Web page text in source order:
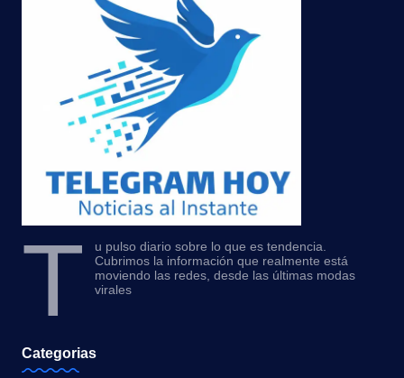
T
u pulso diario sobre lo que es tendencia.
Cubrimos la información que realmente está
moviendo las redes, desde las últimas modas
virales
Categorias